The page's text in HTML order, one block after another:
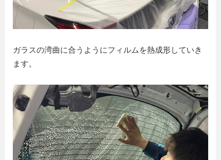
ガラスの湾曲に合うようにフィルムを熱成形していき
ます。